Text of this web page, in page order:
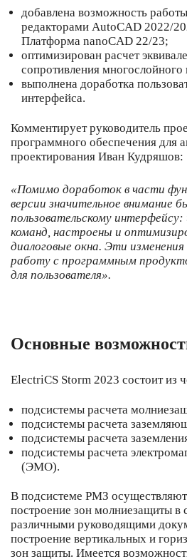
добавлена возможность
редакторами AutoCAD 2022/
Платформа nanoCAD 22/23;
оптимизирован расчет
сопротивления многослойного
выполнена доработка
интерфейса.
Комментирует руководитель
программного обеспечения для
проектирования Иван Кудряшов:
«Помимо доработок в части
версии значительное внимание
пользовательскому интерфейсу:
команд, настроены и
диалоговые окна. Эти
работу с программным
для пользователя».
Основные
ElectriCS Storm 2023 состоит из
подсистемы расчета
подсистемы расчета
подсистемы расчета
подсистемы расчета
(ЭМО).
В подсистеме РМЗ
построение зон молниезащиты в
различными руководящими
построение вертикальных и
зон защиты. Имеется